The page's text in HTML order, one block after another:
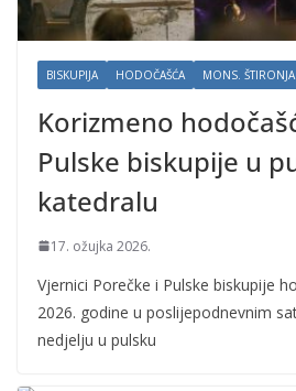
BISKUPIJA HODOČAŠĆA MONS. ŠTIRONJA
Korizmeno
Pulske biskupije u
katedralu
17. ožujka 2026.
Vjernici Porečke i Pulske biskupije
2026. godine u poslijepodnevnim
nedjelju u pulsku